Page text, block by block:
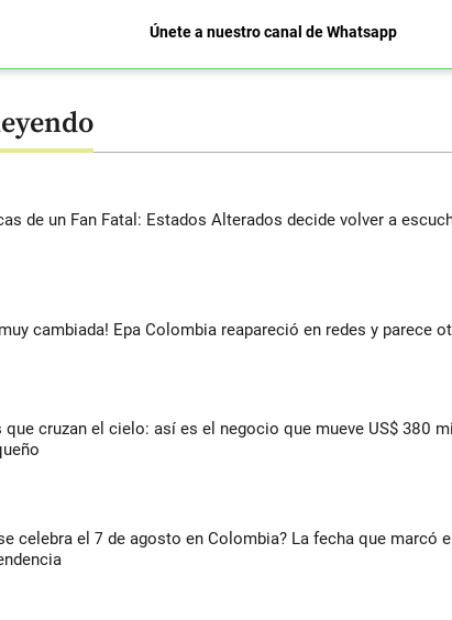
Únete a nuestro canal de Whatsapp
de un Fan Fatal: Estados Alterados decide volver a
cambiada! Epa Colombia reapareció en redes y parece
que cruzan el cielo: así es el negocio que mueve US$ 380
celebra el 7 de agosto en Colombia? La fecha que marcó